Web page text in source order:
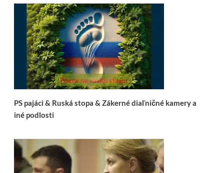
PS pajáci & Ruská stopa & Zákerné diaľničné kamery a
iné podlosti